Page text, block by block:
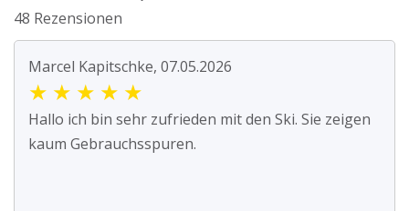
48 Rezensionen
Marcel Kapitschke, 07.05.2026
★ ★ ★ ★ ★
Hallo ich bin sehr zufrieden mit den Ski. Sie zeigen
kaum Gebrauchsspuren.